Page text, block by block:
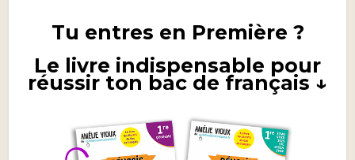
Tu entres en Première ?
Le livre indispensable pour
réussir ton bac de français ↓